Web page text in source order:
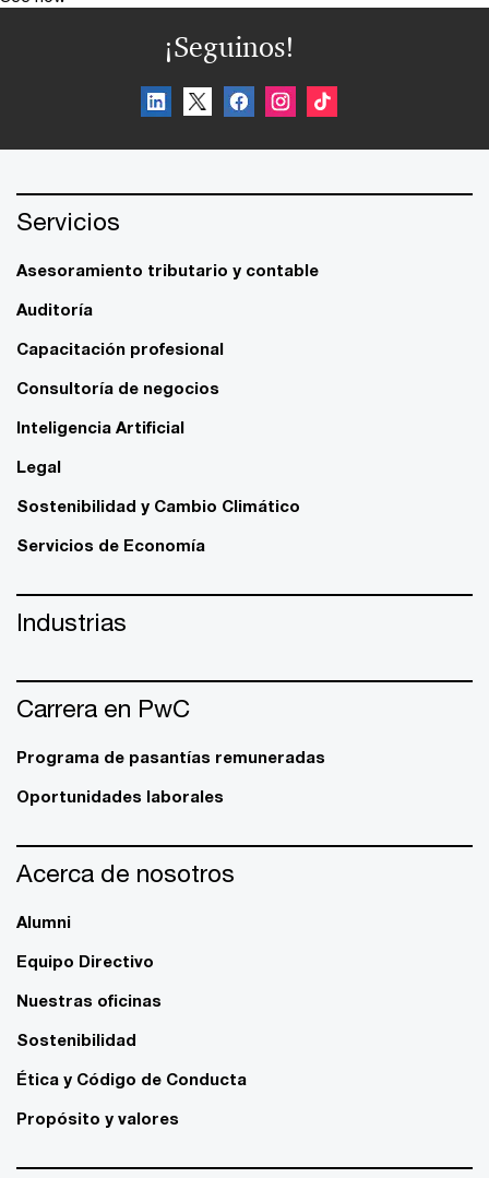
¡Seguinos!
Servicios
Asesoramiento tributario y contable
Auditoría
Capacitación profesional
Consultoría de negocios
Inteligencia Artificial
Legal
Sostenibilidad y Cambio Climático
Servicios de Economía
Industrias
Carrera en PwC
Programa de pasantías remuneradas
Oportunidades laborales
Acerca de nosotros
Alumni
Equipo Directivo
Nuestras oficinas
Sostenibilidad
Ética y Código de Conducta
Propósito y valores